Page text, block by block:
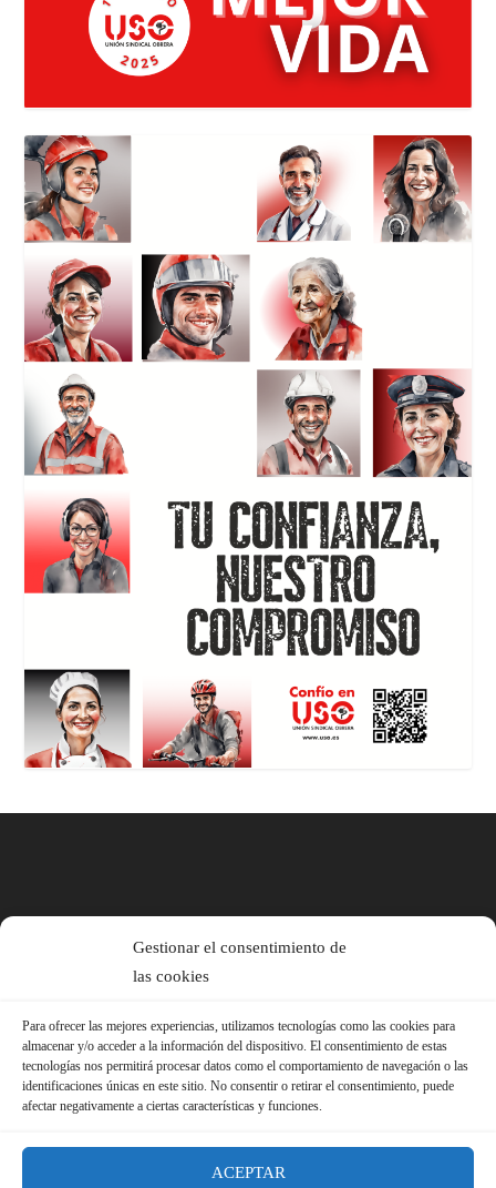
Gestionar el consentimiento de
las cookies
Para ofrecer las mejores experiencias, utilizamos tecnologías como las cookies para
almacenar y/o acceder a la información del dispositivo. El consentimiento de estas
tecnologías nos permitirá procesar datos como el comportamiento de navegación o las
identificaciones únicas en este sitio. No consentir o retirar el consentimiento, puede
afectar negativamente a ciertas características y funciones.
ACEPTAR